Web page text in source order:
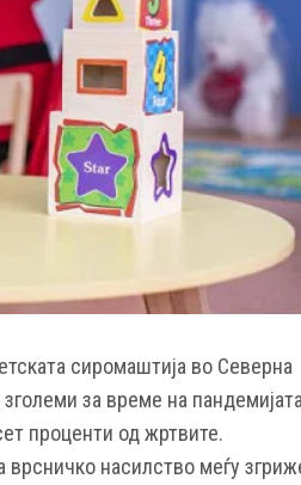
сиромаштија во Северна
за време на
проценти од жртвите.
врсничко насилство меѓу